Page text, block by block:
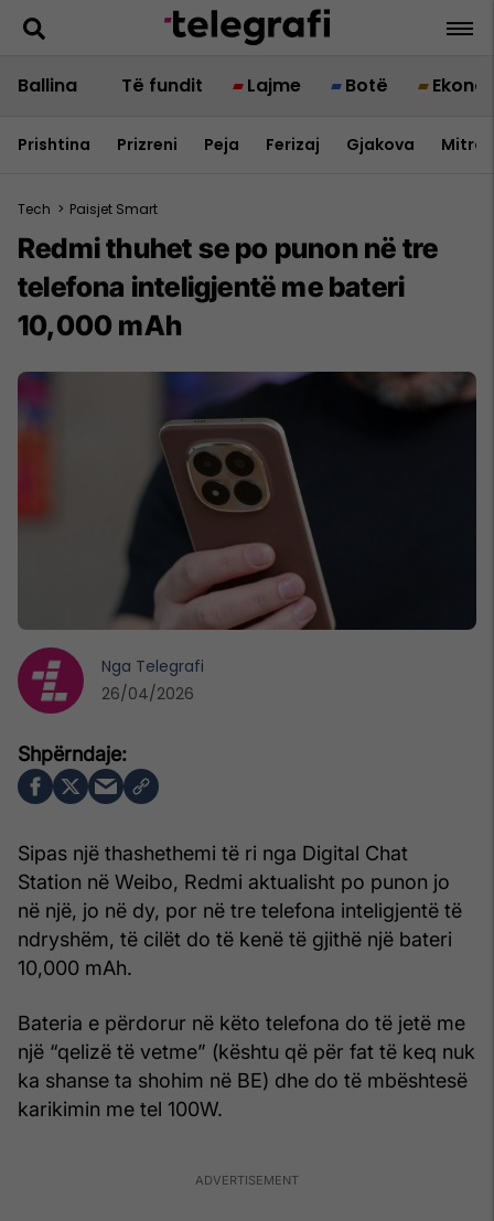
Ballina Të fundit Lajme Botë
Prishtina Prizreni Peja Ferizaj Gjakova
Tech > Paisjet Smart
Redmi thuhet se po punon në tre
telefona inteligjentë me bateri
10,000 mAh
Sipas një thashethemi të ri nga Digital Chat
Station në Weibo, Redmi aktualisht po punon jo
në një, jo në dy, por në tre telefona inteligjentë të
ndryshëm, të cilët do të kenë të gjithë një bateri
10,000 mAh.
Bateria e përdorur në këto telefona do të jetë me
një “qelizë të vetme” (kështu që për fat të keq nuk
ka shanse ta shohim në BE) dhe do të mbështesë
karikimin me tel 100W.
Nga Telegrafi
26/04/2026